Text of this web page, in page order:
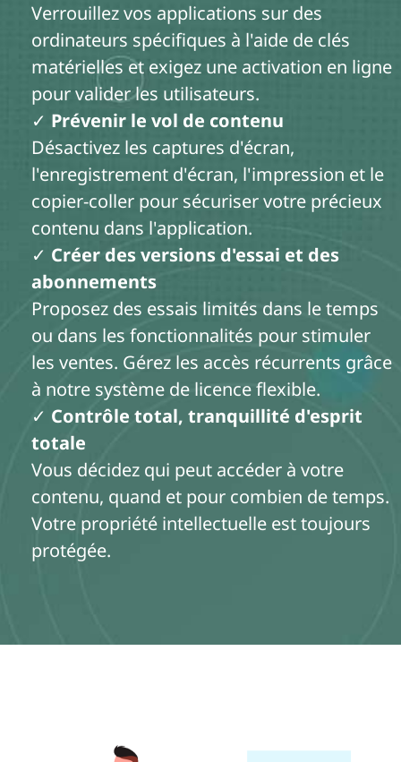
Verrouillez vos applications sur des
ordinateurs spécifiques à l'aide de clés
matérielles et exigez une activation en ligne
pour valider les utilisateurs.
✓ Prévenir le vol de contenu
Désactivez les captures d'écran,
l'enregistrement d'écran, l'impression et le
copier-coller pour sécuriser votre précieux
contenu dans l'application.
✓ Créer des versions d'essai et des
abonnements
Proposez des essais limités dans le temps
ou dans les fonctionnalités pour stimuler
les ventes. Gérez les accès récurrents grâce
à notre système de licence flexible.
✓ Contrôle total, tranquillité d'esprit
totale
Vous décidez qui peut accéder à votre
contenu, quand et pour combien de temps.
Votre propriété intellectuelle est toujours
protégée.